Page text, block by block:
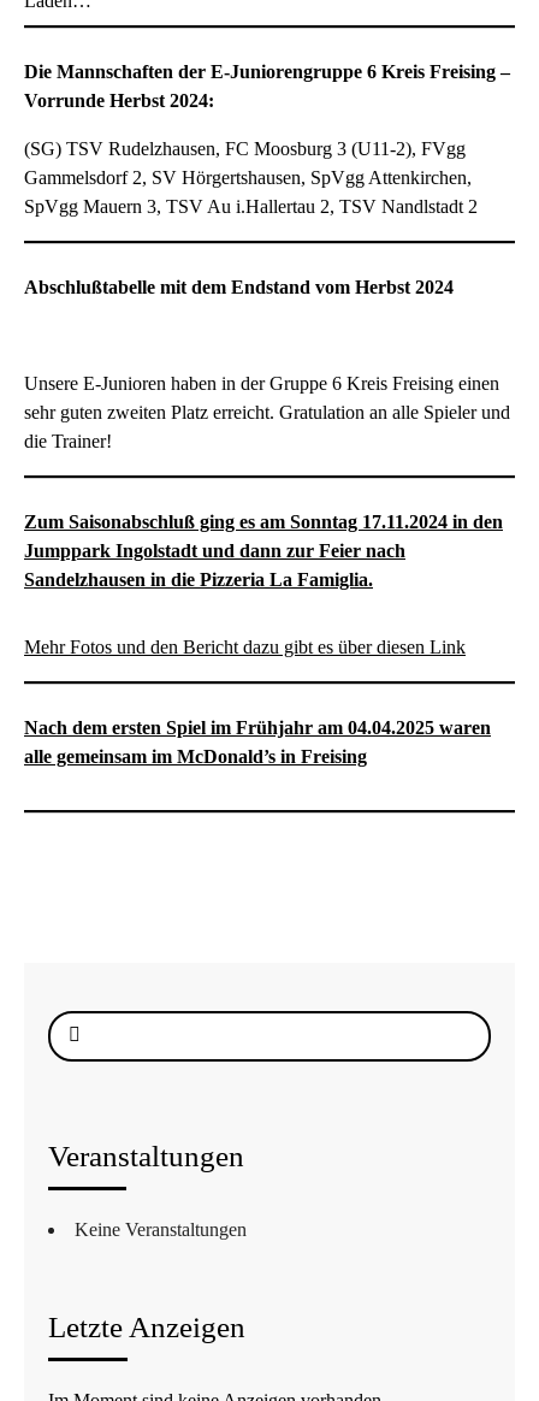
Die Mannschaften der E-Juniorengruppe 6 Kreis Freising –
Vorrunde Herbst 2024:
(SG) TSV Rudelzhausen, FC Moosburg 3 (U11-2), FVgg
Gammelsdorf 2, SV Hörgertshausen, SpVgg Attenkirchen,
SpVgg Mauern 3, TSV Au i.Hallertau 2, TSV Nandlstadt 2
Abschlußtabelle mit dem Endstand vom Herbst 2024
Unsere E-Junioren haben in der Gruppe 6 Kreis Freising einen
sehr guten zweiten Platz erreicht. Gratulation an alle Spieler und
die Trainer!
Zum Saisonabschluß ging es am Sonntag 17.11.2024 in den
Jumppark Ingolstadt und dann zur Feier nach
Sandelzhausen in die Pizzeria La Famiglia.
Mehr Fotos und den Bericht dazu gibt es über diesen Link
Nach dem ersten Spiel im Frühjahr am 04.04.2025 waren
alle gemeinsam im McDonald’s in Freising
Suche
nach:
Veranstaltungen
Keine Veranstaltungen
Letzte Anzeigen